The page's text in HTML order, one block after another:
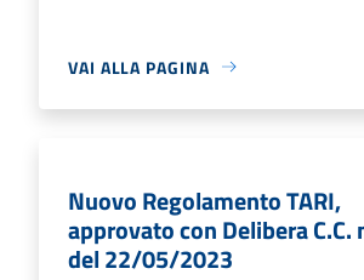
VAI ALLA PAGINA
Nuovo Regolamento TARI,
approvato con Delibera C.C.
del 22/05/2023